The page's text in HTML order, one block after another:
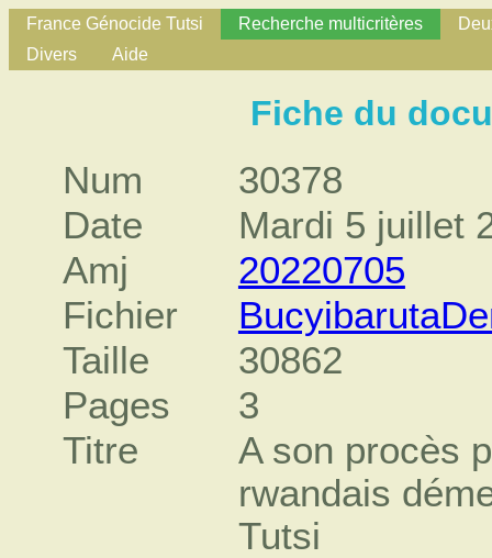
France Génocide Tutsi Recherche multicritères
Divers
Aide
Fiche du
Num
30378
Date
Mardi 5 juillet
Amj
20220705
Fichier
Taille
30862
Pages
3
Titre
A son procès
rwandais
Tutsi